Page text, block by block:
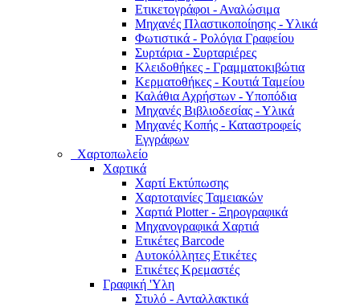
Ετικετογράφοι - Αναλώσιμα
Μηχανές Πλαστικοποίησης - Υλικά
Φωτιστικά - Ρολόγια Γραφείου
Συρτάρια - Συρταριέρες
Κλειδοθήκες - Γραμματοκιβώτια
Κερματοθήκες - Κουτιά Ταμείου
Καλάθια Αχρήστων - Υποπόδια
Μηχανές Βιβλιοδεσίας - Υλικά
Μηχανές Κοπής - Καταστροφείς
Εγγράφων
Χαρτοπωλείο
Χαρτικά
Χαρτί Εκτύπωσης
Χαρτοταινίες Ταμειακών
Χαρτιά Plotter - Ξηρογραφικά
Μηχανογραφικά Χαρτιά
Ετικέτες Barcode
Αυτοκόλλητες Ετικέτες
Ετικέτες Κρεμαστές
Γραφική 'Yλη
Στυλό - Ανταλλακτικά